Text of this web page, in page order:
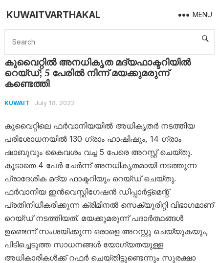
KUWAITVARTHAKAL MENU
Home Kuwait കുവൈറ്റിൽ അനധികൃത മദ്യഫാക്ടറിയിൽ റെയ്ഡ്; 5 പേരിൽ നിന്ന് മയക്കുമരുന്ന് കണ്ടെത്തി
കുവൈറ്റിൽ അനധികൃത മദ്യഫാക്ടറിയിൽ
റെയ്ഡ്; 5 പേരിൽ നിന്ന് മയക്കുമരുന്ന്
കണ്ടെത്തി
KUWAIT July 18, 2022
കുവൈറ്റിലെ ഫർവാനിയയിൽ അധികൃതർ നടത്തിയ
പരിശോധനയിൽ 130 ഗ്രാം ഹാഷിഷും, 14 ഗ്രാം
ഷാബുവും കൈവശം വച്ച 5 പേരെ അറസ്റ്റ് ചെയ്തു.
കൂടാതെ 4 പേർ ചേർന്ന് അനധികൃതമായി നടത്തുന്ന
പ്രാദേശിക മദ്യ ഫാക്ടറിയും റെയ്ഡ് ചെയ്തു.
ഫർവാനിയ ഇൻവെസ്റ്റിഗേഷൻ ഡിപ്പാർട്ട്‌മെന്റ്
പ്രതിനിധീകരിക്കുന്ന ക്രിമിനൽ സെക്യൂരിറ്റി വിഭാഗമാണ്
റെയ്ഡ് നടത്തിയത്. മയക്കുമരുന്ന് പദാർത്ഥങ്ങൾ
ഉണ്ടെന്ന് സംശയിക്കുന്ന ഒരാളെ അറസ്റ്റു ചെയ്യുകയും,
പിടിച്ചെടുത്ത സാധനങ്ങൾ യോഗ്യതയുള്ള
അധികാരികൾക്ക് റഫർ ചെയ്തിട്ടുണ്ടെന്നും സുരക്ഷാ